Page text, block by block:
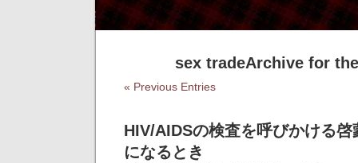
sex tradeArchive for
« Previous Entries
HIV/AIDSの検査を呼びかける
になるとき